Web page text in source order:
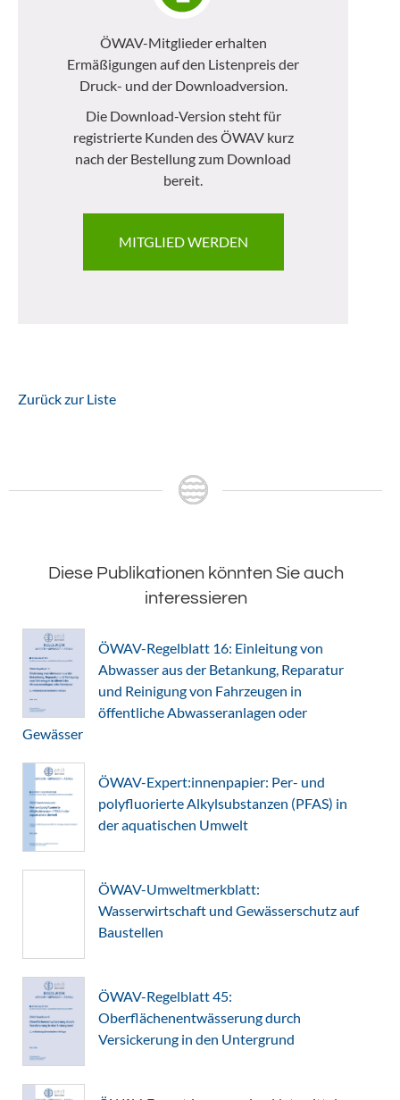
ÖWAV-Mitglieder erhalten
Ermäßigungen auf den Listenpreis der
Druck- und der Downloadversion.
Die Download-Version steht für
registrierte Kunden des ÖWAV kurz
nach der Bestellung zum Download
bereit.
MITGLIED WERDEN
Zurück zur Liste
Diese Publikationen könnten Sie auch
interessieren
ÖWAV-Regelblatt 16: Einleitung von
Abwasser aus der Betankung, Reparatur
und Reinigung von Fahrzeugen in
öffentliche Abwasseranlagen oder
Gewässer
ÖWAV-Expert:innenpapier: Per- und
polyfluorierte Alkylsubstanzen (PFAS) in
der aquatischen Umwelt
ÖWAV-Umweltmerkblatt:
Wasserwirtschaft und Gewässerschutz auf
Baustellen
ÖWAV-Regelblatt 45:
Oberflächenentwässerung durch
Versickerung in den Untergrund